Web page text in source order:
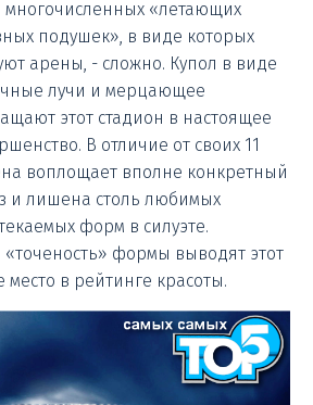
многочисленных «летающих
подушек», в виде которых
арены, - сложно. Купол в виде
лучи и мерцающее
этот стадион в настоящее
В отличие от своих 11
воплощает вполне конкретный
и лишена столь любимых
форм в силуэте.
формы выводят этот
место в рейтинге красоты.